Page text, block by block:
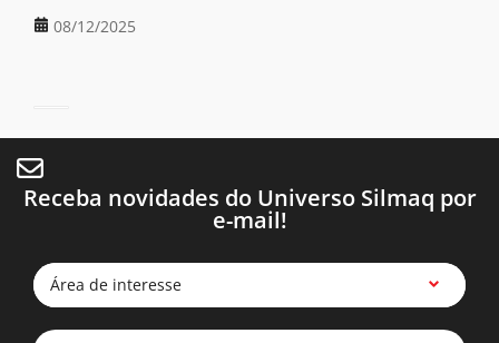
08/12/2025
Receba novidades do Universo Silmaq por
e-mail!
Área de interesse